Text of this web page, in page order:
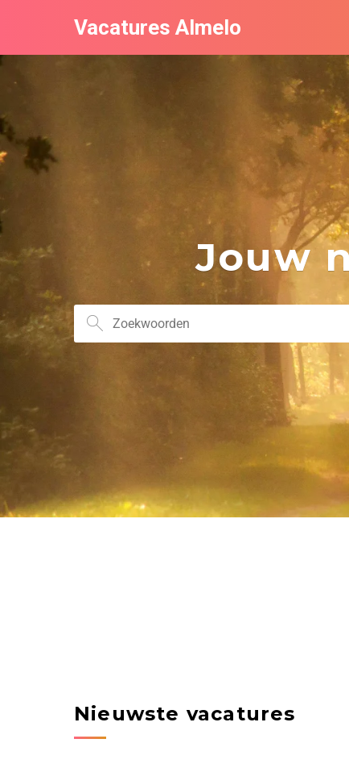
Vacatures Almelo
Jouw
Nieuwste vacatures